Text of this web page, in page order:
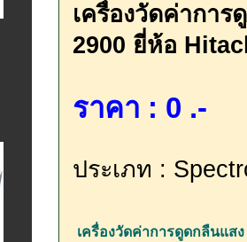
เครื่องวัดค่ากา
2900 ยี่ห้อ
ราคา : 0 .-
ประเภท :
เครื่องวัดค่าการดูดกลืนแสง